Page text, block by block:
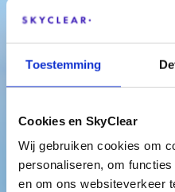
Toestemming
Cookies en SkyClear
Wij gebruiken cookies om
personaliseren, om
en om ons websiteverkeer